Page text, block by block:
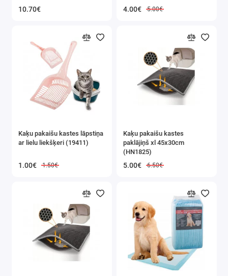
10.70€ 4.00€ 5.00€
Kaķu pakaišu kastes lāpstiņa
ar lielu liekšķeri (19411)
1.00€ 1.50€
Kaķu pakaišu kastes
paklājiņš xl 45x30cm
(HN1825)
5.00€ 6.50€